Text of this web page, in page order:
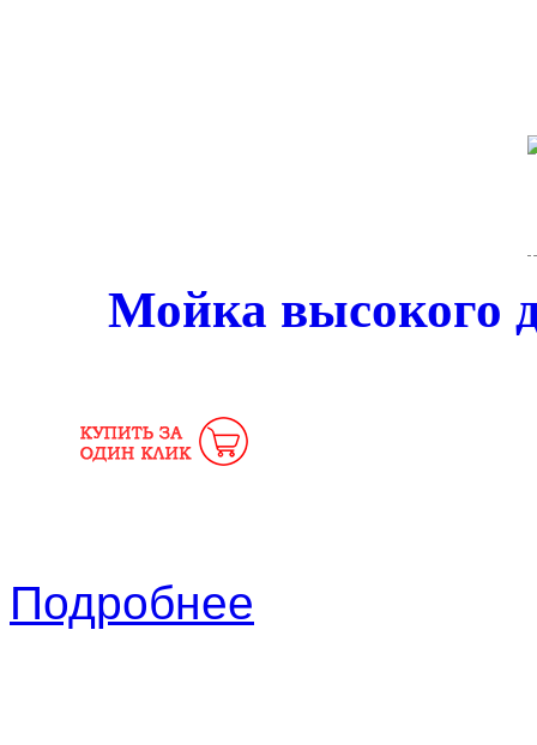
Мойка высокого
Подробнее